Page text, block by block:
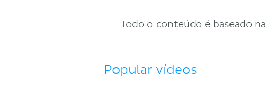
Todo o conteúdo é baseado
Popular vídeos